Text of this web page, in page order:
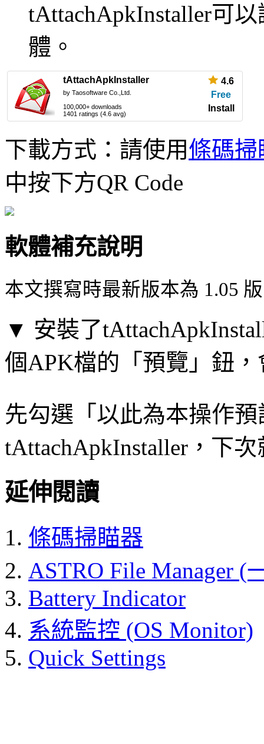
tAttachApkInstaller可
體。
tAttachApkInstaller
by Taosoftware Co.,Ltd.
100,000+ downloads
1401 ratings (4.6 avg)
4.6
Free
Install
下載方式：請使用條碼掃
中按下方QR Code
軟體補充說明
本文撰寫時最新版本為 1.05
▼ 安裝了
個APK檔的「預覽」鈕
先勾選「以此為本操作
tAttachApkInstaller，下
延伸閱讀
條碼掃瞄器
ASTRO File Manager (
Battery Indicator
系統監控 (OS Monitor)
Quick Settings